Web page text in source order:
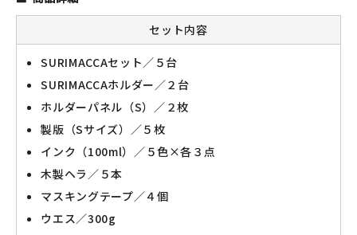
マイアカウント
カートを見る
よくある質問
お問い合わせ
セット内容
SURIMACCAセット／５台
SURIMACCAホルダー／２台
ホルダーパネル（S）／２枚
製版（Sサイズ）／５枚
インク（100ml）／５色×各３点
木製ヘラ／５本
マスキングテープ／４個
ウエス／300g